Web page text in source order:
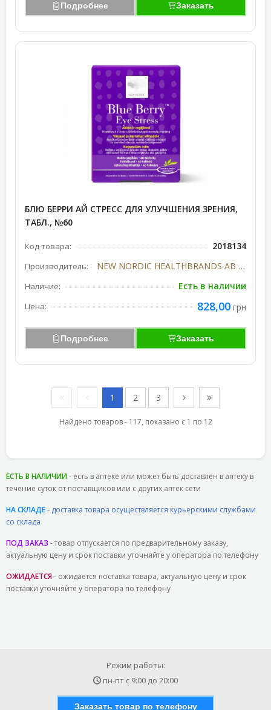
Подробнее Заказать
БЛЮ БЕРРИ АЙ СТРЕСС ДЛЯ УЛУЧШЕНИЯ ЗРЕНИЯ,
ТАБЛ., №60
Код товара: 2018134
Производитель: NEW NORDIC HEALTHBRANDS AB (Швеция)
Наличие: Есть в наличии
Цена: 828,00 грн
Подробнее Заказать
1 2 3
Найдено товаров - 117, показано с 1 по 12
ЕСТЬ В НАЛИЧИИ- есть в аптеке или может быть доставлен в аптеку в
течение суток от поставщиков или с других аптек сети
НА СКЛАДЕ- доставка товара осуществляется курьерскими службами
со склада
ПОД ЗАКАЗ - товар отпускается по предварительному заказу,
актуальную цену и срок поставки уточняйте у оператора по телефону
ОЖИДАЕТСЯ- ожидается поставка товара, актуальную цену и срок
поставки уточняйте у оператора по телефону
Режим работы:
пн-пт с 9:00 до 20:00
Заказать товар по телефону